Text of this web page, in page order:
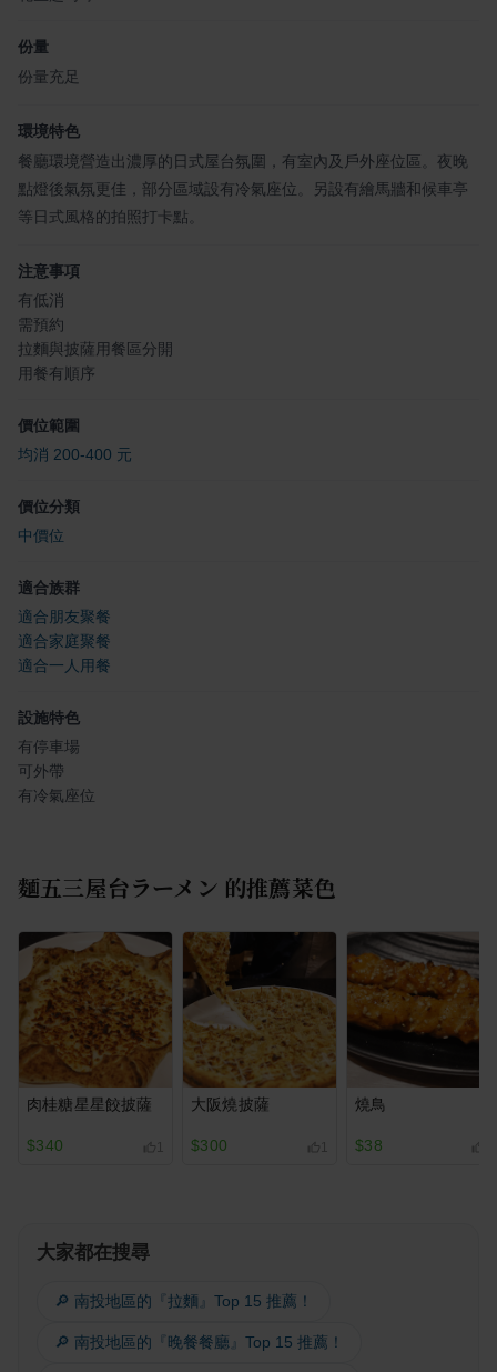
份量
份量充足
環境特色
餐廳環境營造出濃厚的日式屋台氛圍，有室內及戶外座位區。夜晚
點燈後氣氛更佳，部分區域設有冷氣座位。另設有繪馬牆和候車亭
等日式風格的拍照打卡點。
注意事項
有低消
需預約
拉麵與披薩用餐區分開
用餐有順序
價位範圍
均消 200-400 元
價位分類
中價位
適合族群
適合朋友聚餐
適合家庭聚餐
適合一人用餐
設施特色
有停車場
可外帶
有冷氣座位
麵五三屋台ラーメン 的推薦菜色
肉桂糖星星餃披薩
$340 1
大阪燒披薩
$300 1
燒鳥
$38
大家都在搜尋
🔎 南投地區的『拉麵』Top 15 推薦！
🔎 南投地區的『晚餐餐廳』Top 15 推薦！